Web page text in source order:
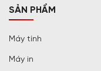
SẢN PHẨM
Máy tính
Máy in